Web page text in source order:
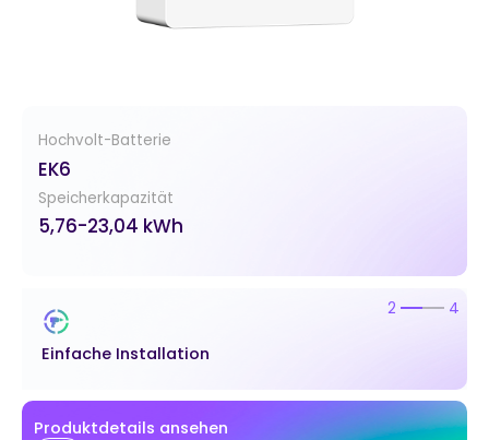
Hochvolt-Batterie
EK6
Speicherkapazität
5,76-23,04 kWh
Einfache Installation
2 4
Produktdetails ansehen